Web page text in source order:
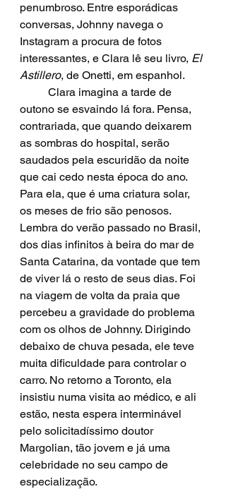
penumbroso. Entre esporádicas
conversas, Johnny navega o
Instagram a procura de fotos
interessantes, e Clara lê seu livro, El
Astillero, de Onetti, em espanhol.
outono se esvaindo lá fora. Pensa,
contrariada, que quando deixarem
as sombras do hospital, serão
saudados pela escuridão da noite
que cai cedo nesta época do ano.
Para ela, que é uma criatura solar,
os meses de frio são penosos.
Lembra do verão passado no Brasil,
dos dias infinitos à beira do mar de
Santa Catarina, da vontade que tem
de viver lá o resto de seus dias. Foi
na viagem de volta da praia que
percebeu a gravidade do problema
com os olhos de Johnny. Dirigindo
debaixo de chuva pesada, ele teve
muita dificuldade para controlar o
carro. No retorno a Toronto, ela
insistiu numa visita ao médico, e ali
estão, nesta espera interminável
pelo solicitadíssimo doutor
Margolian, tão jovem e já uma
celebridade no seu campo de
especialização.